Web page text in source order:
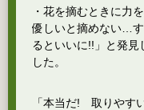
・花を摘むときに力
優しいと摘めない…
るといいに!!」と発見
した。
「本当だ! 取りやす